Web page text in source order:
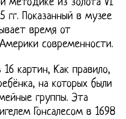
методике из золота VI
гг. Показанный в музее
время от
современности.
16 картин, Как правило,
на которых были
группы. Эта
Гонсалесом в 1698